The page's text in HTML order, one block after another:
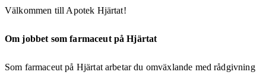
Välkommen till Apotek Hjärtat!
Om jobbet som farmaceut på Hjärtat
Som farmaceut på Hjärtat arbetar du omväxlande med rådgivning